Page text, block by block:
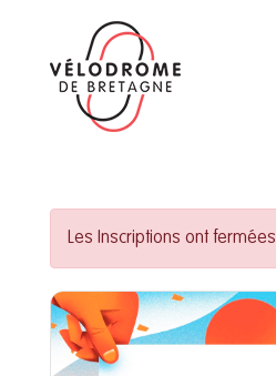
Les Inscriptions ont fermées